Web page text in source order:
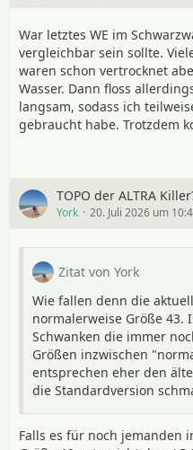
War letztes WE im
vergleichbar sein sollte.
waren schon vertrocknet
Wasser. Dann floss
langsam, sodass ich
gebraucht habe. Trotzdem
TOPO der ALTRA
York 20. Juli 2026 um
Zitat von York
Wie fallen denn die
normalerweise Größe 43.
Schwanken die immer
Größen inzwischen
entsprechen eher den
die Standardversion
Falls es für noch jemanden